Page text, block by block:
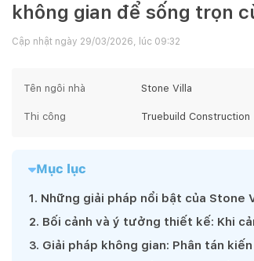
không gian để sống trọn
Cập nhật ngày 29/03/2026, lúc 09:32
Tên ngôi nhà Stone Villa
Thi công Truebuild Construction
Mục lục
1. Những giải pháp nổi bật của Stone
2. Bối cảnh và ý tưởng thiết kế: Khi
3. Giải pháp không gian: Phân tán